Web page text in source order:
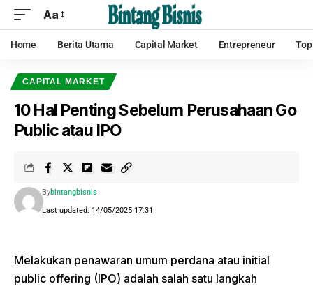
Aa
Home Berita Utama Capital Market Entrepreneur
CAPITAL MARKET
10 Hal Penting Sebelum Perusahaan Go
Public atau IPO
Last updated: 14/05/2025 17:31
Bybintangbisnis
Melakukan penawaran umum perdana atau initial
public offering (IPO) adalah salah satu langkah